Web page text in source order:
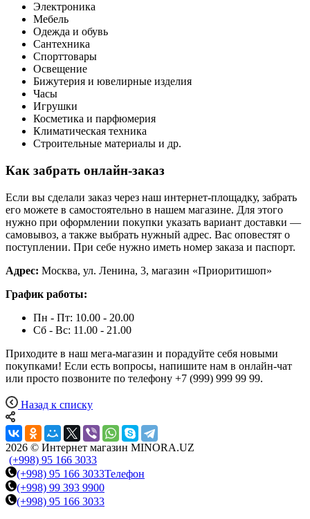
Электроника
Мебель
Одежда и обувь
Сантехника
Спорттовары
Освещение
Бижутерия и ювелирные изделия
Часы
Игрушки
Косметика и парфюмерия
Климатическая техника
Строительные материалы и др.
Как забрать онлайн-заказ
Если вы сделали заказ через наш интернет-площадку, забрать
его можете в самостоятельно в нашем магазине. Для этого
нужно при оформлении покупки указать вариант доставки —
самовывоз, а также выбрать нужный адрес. Вас оповестят о
поступлении. При себе нужно иметь номер заказа и паспорт.
Адрес: Москва, ул. Ленина, 3, магазин «Приоритишоп»
График работы:
Пн - Пт: 10.00 - 20.00
Сб - Вс: 11.00 - 21.00
Приходите в наш мега-магазин и порадуйте себя новыми
покупками! Если есть вопросы, напишите нам в онлайн-чат
или просто позвоните по телефону +7 (999) 999 99 99.
Назад к списку
2026 © Интернет магазин MINORA.UZ
(+998) 95 166 3033
(+998) 95 166 3033Телефон
(+998) 99 393 9900
(+998) 95 166 3033